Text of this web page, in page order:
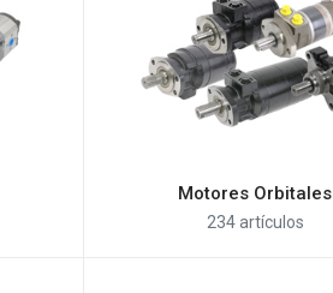
Motores Orbitales
234 artículos